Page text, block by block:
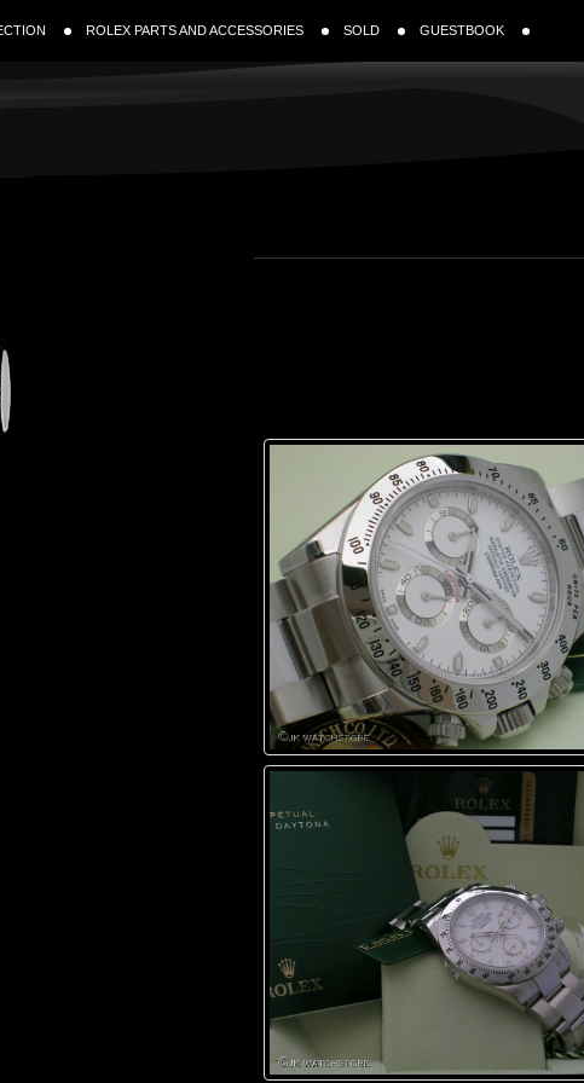
ROLEX PARTS AND ACCESSORIES SOLD GUESTBOOK